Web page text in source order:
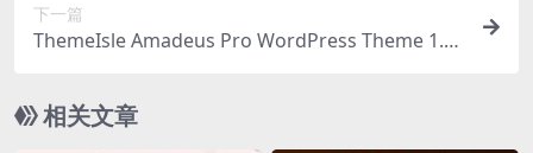
下一篇
ThemeIsle Amadeus Pro WordPress Theme 1.6.
相关文章